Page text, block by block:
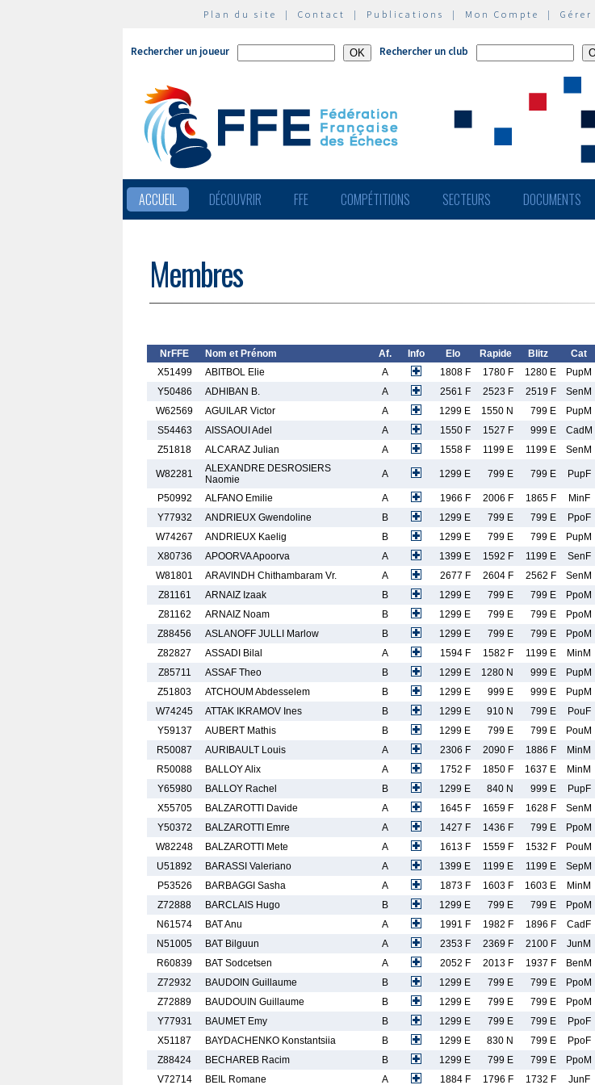
Plan du site | Contact | Publications | Mon Compte |
Rechercher un joueur Rechercher un club
ACCUEIL DÉCOUVRIR FFE COMPÉTITIONS SECTEURS DOCUMENTS
Membres
NrFFE Nom et Prénom Af. Info Elo Rapide Blitz Cat
X51499
ABITBOL Elie A 1808 F 1780 F 1280 E PupM
Y50486
ADHIBAN B. A 2561 F 2523 F 2519 F SenM
W62569
AGUILAR Victor A 1299 E 1550 N 799 E PupM
S54463
AISSAOUI Adel A 1550 F 1527 F 999 E CadM
Z51818
ALCARAZ Julian A 1558 F 1199 E 1199 E SenM
W82281
ALEXANDRE DESROSIERS
Naomie
A 1299 E 799 E 799 E PupF
P50992 ALFANO Emilie A 1966 F 2006 F 1865 F MinF
Y77932
ANDRIEUX Gwendoline B 1299 E 799 E 799 E PpoF
W74267
ANDRIEUX Kaelig B 1299 E 799 E 799 E PupM
X80736
APOORVA Apoorva A 1399 E 1592 F 1199 E SenF
W81801
ARAVINDH Chithambaram Vr. A 2677 F 2604 F 2562 F SenM
Z81161
ARNAIZ Izaak B 1299 E 799 E 799 E PpoM
Z81162
ARNAIZ Noam B 1299 E 799 E 799 E PpoM
Z88456
ASLANOFF JULLI Marlow B 1299 E 799 E 799 E PpoM
Z82827
ASSADI Bilal A 1594 F 1582 F 1199 E MinM
Z85711
ASSAF Theo B 1299 E 1280 N 999 E PupM
Z51803
ATCHOUM Abdesselem B 1299 E 999 E 999 E PupM
W74245
ATTAK IKRAMOV Ines B 1299 E 910 N 799 E PouF
Y59137
AUBERT Mathis B 1299 E 799 E 799 E PouM
R50087
AURIBAULT Louis A 2306 F 2090 F 1886 F MinM
R50088
BALLOY Alix A 1752 F 1850 F 1637 E MinM
Y65980
BALLOY Rachel B 1299 E 840 N 999 E PupF
X55705
BALZAROTTI Davide A 1645 F 1659 F 1628 F SenM
Y50372
BALZAROTTI Emre A 1427 F 1436 F 799 E PpoM
W82248
BALZAROTTI Mete A 1613 F 1559 F 1532 F PouM
U51892
BARASSI Valeriano A 1399 E 1199 E 1199 E SepM
P53526
BARBAGGI Sasha A 1873 F 1603 F 1603 E MinM
Z72888
BARCLAIS Hugo B 1299 E 799 E 799 E PpoM
N61574
BAT Anu A 1991 F 1982 F 1896 F CadF
N51005
BAT Bilguun A 2353 F 2369 F 2100 F JunM
R60839
BAT Sodcetsen A 2052 F 2013 F 1937 F BenM
Z72932
BAUDOIN Guillaume B 1299 E 799 E 799 E PpoM
Z72889
BAUDOUIN Guillaume B 1299 E 799 E 799 E PpoM
Y77931
BAUMET Emy B 1299 E 799 E 799 E PpoF
X51187
BAYDACHENKO Konstantsiia B 1299 E 830 N 799 E PpoF
Z88424
BECHAREB Racim B 1299 E 799 E 799 E PpoM
V72714
BEIL Romane A 1884 F 1796 F 1732 F JunF